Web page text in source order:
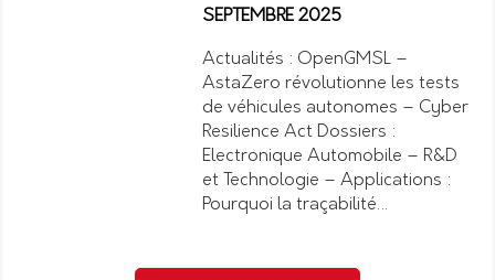
SEPTEMBRE 2025
Actualités : OpenGMSL –
AstaZero révolutionne les tests
de véhicules autonomes – Cyber
Resilience Act Dossiers :
Electronique Automobile – R&D
et Technologie – Applications :
Pourquoi la traçabilité…